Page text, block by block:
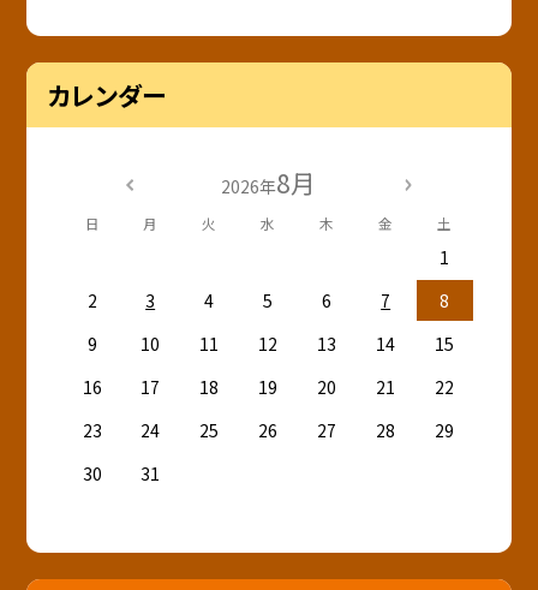
カレンダー
2026年8月
日 月 火 水 木 金 土
1
2
3 4 5 6 7
8
9
10 11 12 13 14
15
16
17 18 19 20 21
22
23
24 25 26 27 28
29
30
31